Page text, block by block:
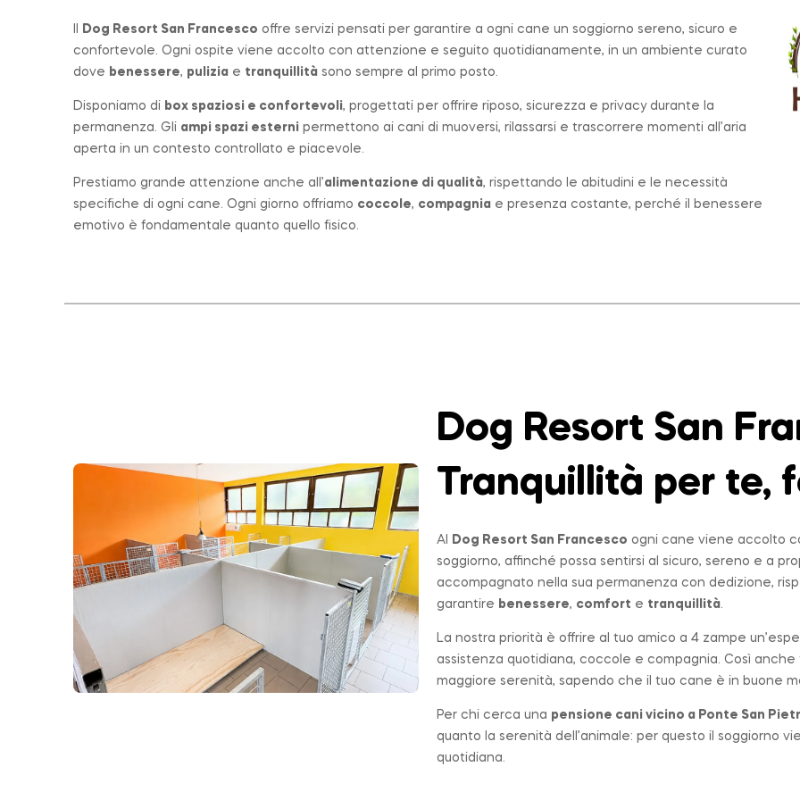
Dog Resort San Francesco offre servizi pensati per garantire a ogni cane un soggiorno sereno, sicuro e
confortevole. Ogni ospite viene accolto con attenzione e seguito quotidianamente, in un ambiente curato
dove benessere, pulizia e tranquillità sono sempre al primo posto.
Disponiamo di box spaziosi e confortevoli, progettati per offrire riposo, sicurezza e privacy durante la
permanenza. Gli ampi spazi esterni permettono ai cani di muoversi, rilassarsi e trascorrere momenti all’aria
aperta in un contesto controllato e piacevole.
Prestiamo grande attenzione anche all’alimentazione di qualità, rispettando le abitudini e le necessità
specifiche di ogni cane. Ogni giorno offriamo coccole, compagnia e presenza costante, perché il benessere
emotivo è fondamentale quanto quello fisico.
Dog Resort San
Tranquillità per te,
Al Dog Resort San Francesco ogni cane viene accolto
soggiorno, affinché possa sentirsi al sicuro, sereno e a
accompagnato nella sua permanenza con dedizione,
garantire benessere, comfort e tranquillità.
La nostra priorità è offrire al tuo amico a 4 zampe
assistenza quotidiana, coccole e compagnia. Così
maggiore serenità, sapendo che il tuo cane è in buone
Per chi cerca una pensione cani vicino a Ponte San
quanto la serenità dell’animale: per questo il soggiorno
quotidiana.